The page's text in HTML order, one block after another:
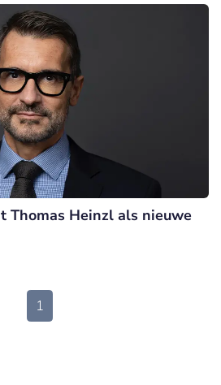
Thomas Heinzl als nieuwe
1